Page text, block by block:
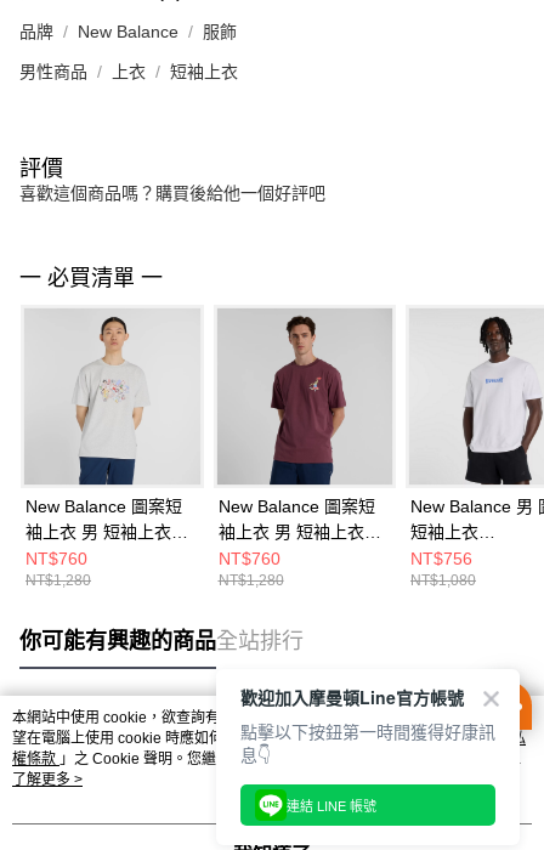
品牌 New Balance 服飾
男性商品 上衣 短袖上衣
評價
喜歡這個商品嗎？購買後給他一個好評吧
一 必買清單 一
New Balance 圖案短
袖上衣 男 短袖上衣
MT53905AHH-F
NT$760
NT$1,280
New Balance 圖案短
袖上衣 男 短袖上衣
MT51934FDP-F
NT$760
NT$1,280
New Balance 男
短袖上衣
MT61B2STWT-F
NT$756
NT$1,080
你可能有興趣的商品全站排行
熱門標籤
本網站中使用 cookie，欲查詢有關本網站使用 cookie 方式之詳情，及若您不希
望在電腦上使用 cookie 時應如何變更電腦的 cookie 設定，請參閱本網站「
隱私
權條款 」之 Cookie 聲明。您繼續使用本網站即表示您同意本公司得按本網站使
用條款之 Cookie 聲明使用 cookie。
了解更多 >
歡迎加入摩曼頓Line官方帳號
點擊以下按鈕第一時間獲得好康訊
息👇
連結 LINE 帳號